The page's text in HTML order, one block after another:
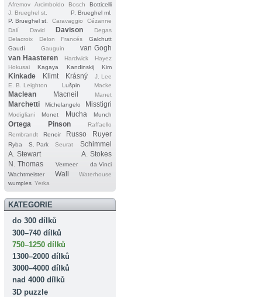
Afremov Arcimboldo Bosch
Botticelli
J. Brueghel st.
P. Brueghel ml.
P. Brueghel st.
Caravaggio
Cézanne
Dalí
David Davison
Degas
Delacroix
Delon Francés
Galchutt
Gaudí
Gauguin
van Gogh
van Haasteren
Hardwick
Hayez
Hokusai
Kagaya Kandinskij Kim
Kinkade Klimt Krásný
J. Lee
E. B. Leighton
Lušpin Macke
Maclean Macneil Manet
Marchetti Michelangelo Misstigri
Modigliani Monet Mucha Munch
Ortega Pinson
Raffaello
Rembrandt
Renoir Russo Ruyer
Ryba S. Park Seurat
Schimmel
A. Stewart
A. Stokes
N. Thomas
Vermeer
da Vinci
Wachtmeister
Wall
Waterhouse
wumples Yerka
KATEGORIE
do 300 dílků
300–740 dílků
750–1250 dílků
1300–2000 dílků
3000–4000 dílků
nad 4000 dílků
3D puzzle